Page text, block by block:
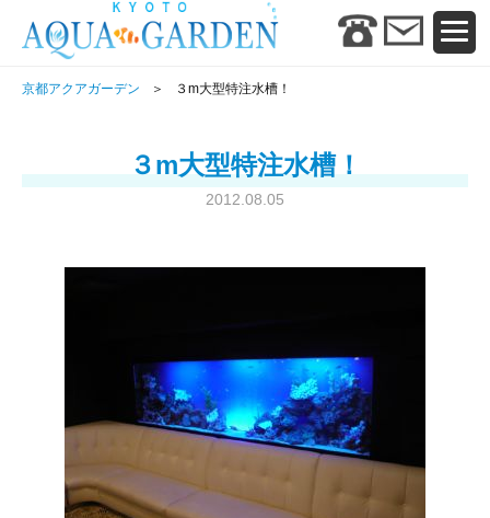
京都アクアガーデン ３m大型特注水槽！
３m大型特注水槽！
2012.08.05